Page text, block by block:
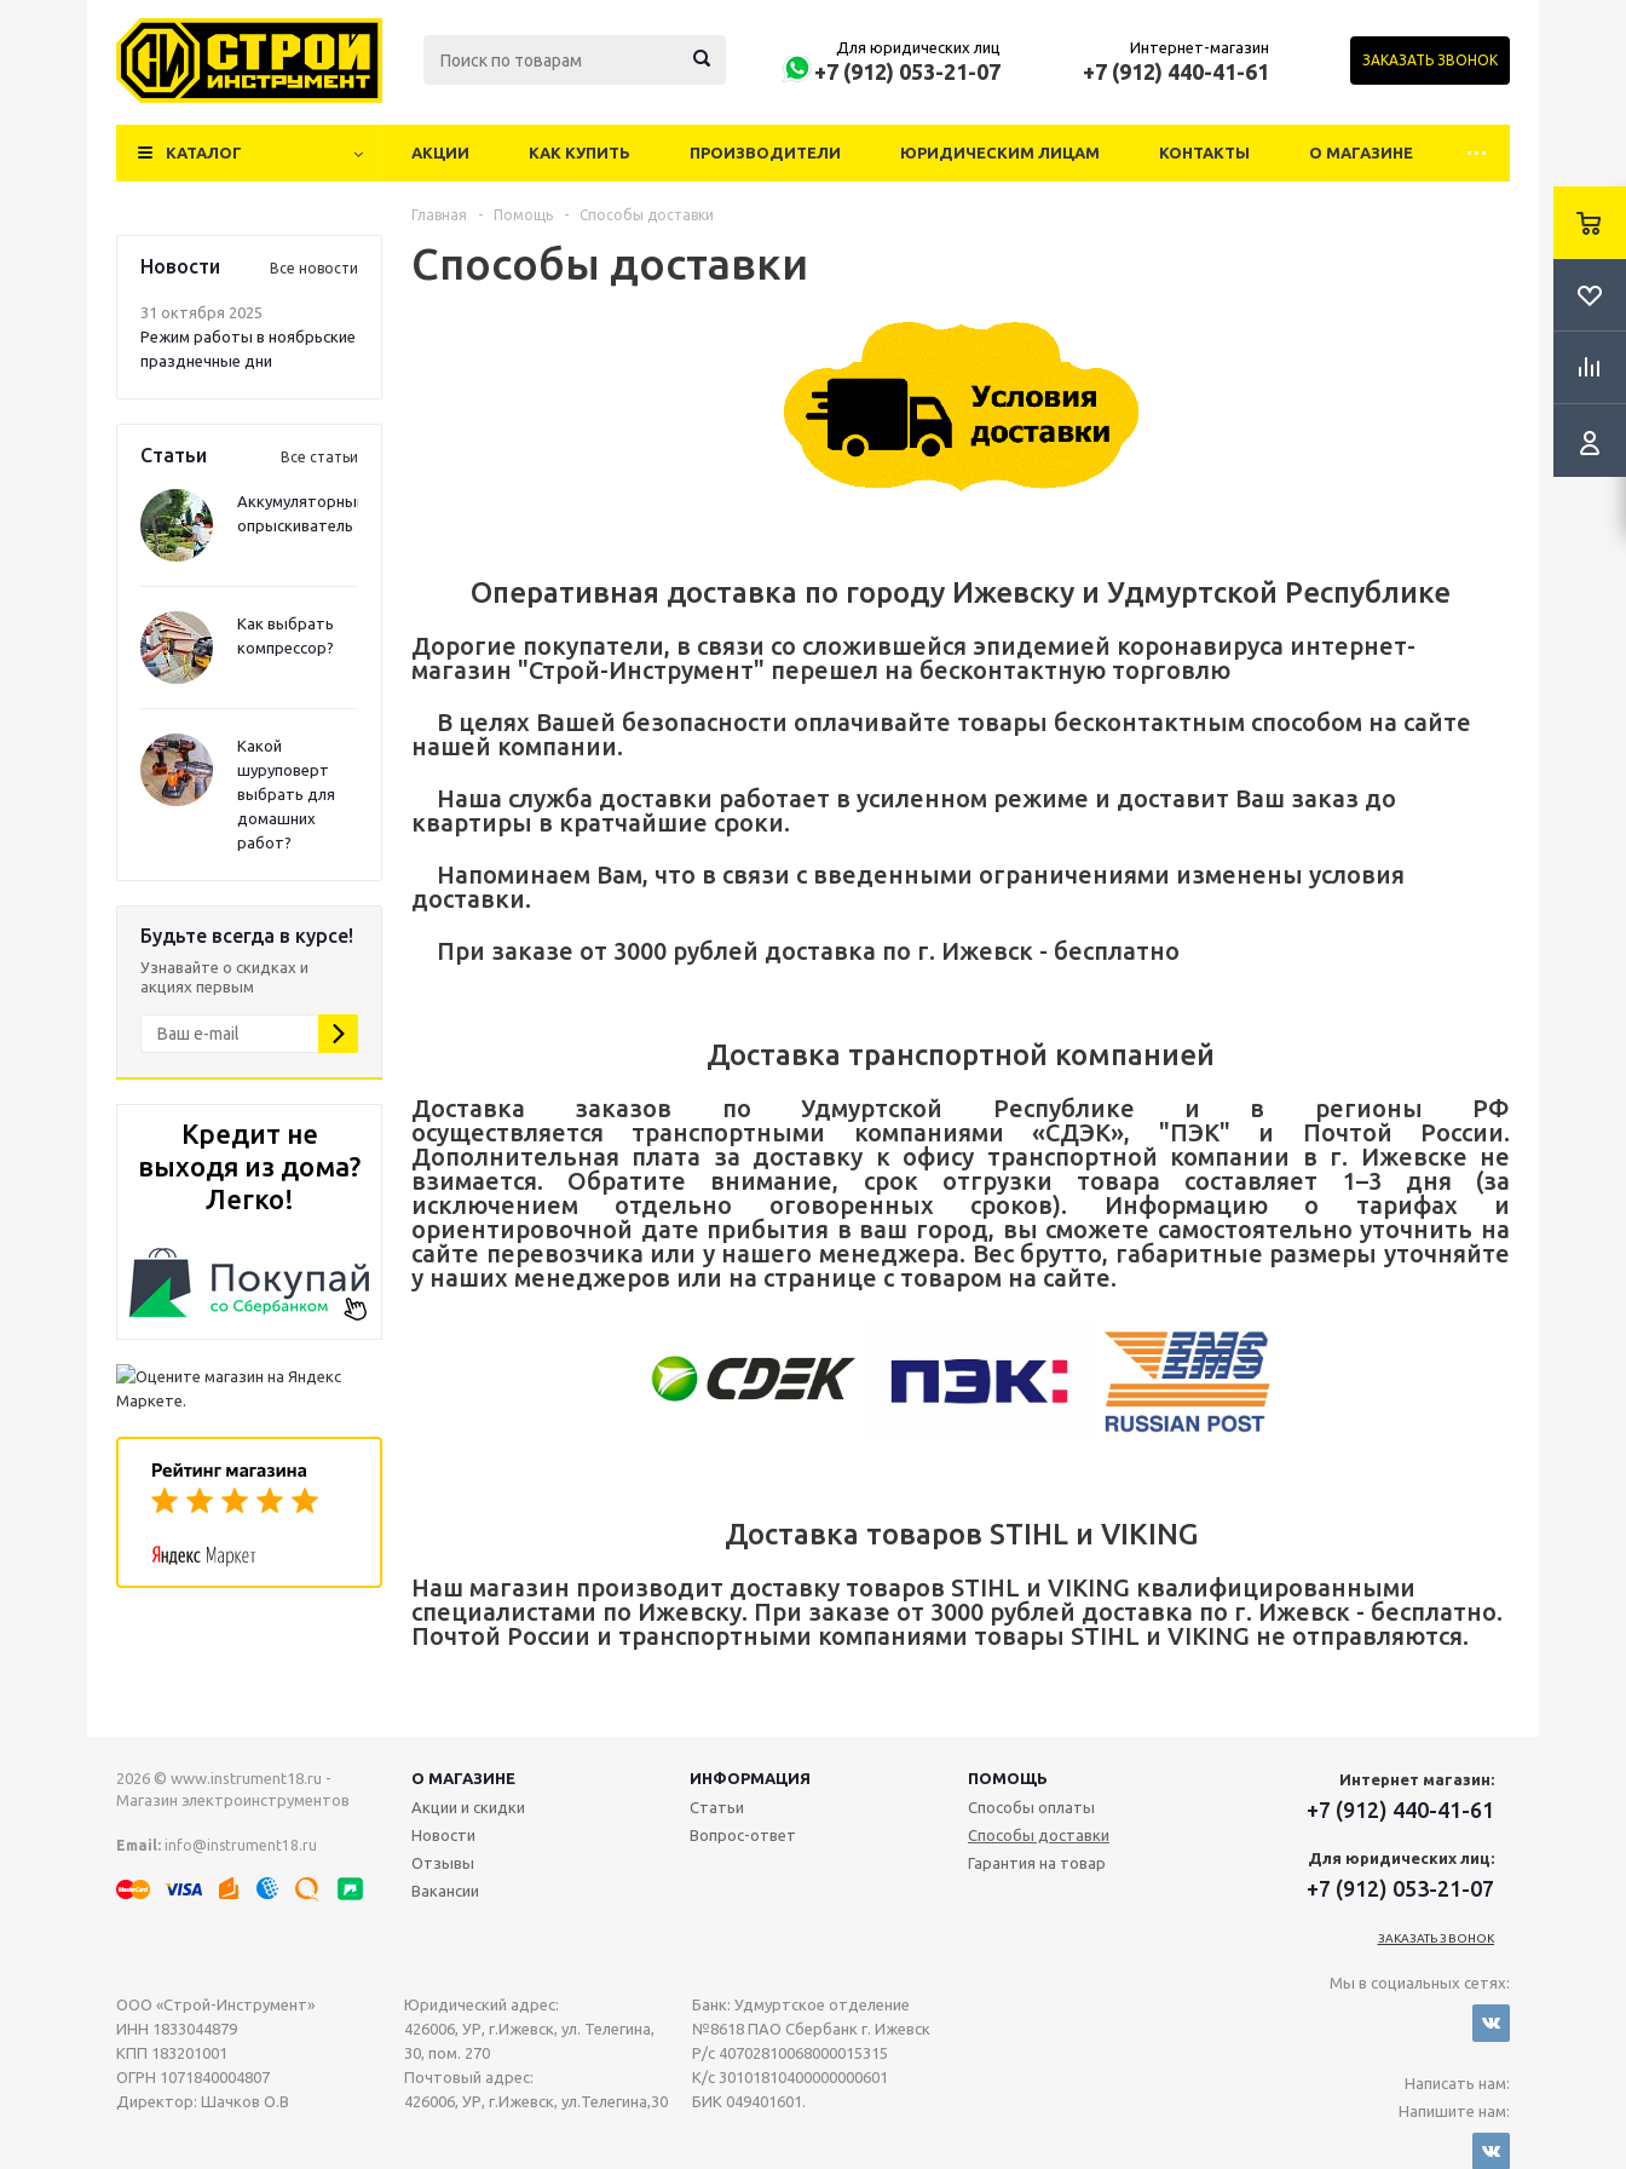
Для юридических лиц
+7 (912) 053-21-07
Интернет-магазин
+7 (912) 440-41-61 ЗАКАЗАТЬ ЗВОНОК
КАТАЛОГ АКЦИИ КАК КУПИТЬ ПРОИЗВОДИТЕЛИ ЮРИДИЧЕСКИМ ЛИЦАМ КОНТАКТЫ О МАГАЗИНЕ
Новости Все новости
31 октября 2025
Режим работы в ноябрьские
празднечные дни
Статьи Все статьи
Аккумуляторный
опрыскиватель
Как выбрать
компрессор?
Какой
шуруповерт
выбрать для
домашних
работ?
Будьте всегда в курсе!
Узнавайте о скидках и
акциях первым
Кредит не
выходя из дома?
Легко!
Главная - Помощь - Способы доставки
Способы доставки
Оперативная доставка по городу Ижевску и Удмуртской Республике
Дорогие покупатели, в связи со сложившейся эпидемией коронавируса интернет-
магазин "Строй-Инструмент" перешел на бесконтактную торговлю
В целях Вашей безопасности оплачивайте товары бесконтактным способом на сайте
нашей компании.
Наша служба доставки работает в усиленном режиме и доставит Ваш заказ до
квартиры в кратчайшие сроки.
Напоминаем Вам, что в связи с введенными ограничениями изменены условия
доставки.
При заказе от 3000 рублей доставка по г. Ижевск - бесплатно
Доставка транспортной компанией
Доставка заказов по Удмуртской Республике и в регионы РФ
осуществляется транспортными компаниями «СДЭК», "ПЭК" и Почтой России.
Дополнительная плата за доставку к офису транспортной компании в г. Ижевске не
взимается. Обратите внимание, срок отгрузки товара составляет 1–3 дня (за
исключением отдельно оговоренных сроков). Информацию о тарифах и
ориентировочной дате прибытия в ваш город, вы сможете самостоятельно уточнить на
сайте перевозчика или у нашего менеджера. Вес брутто, габаритные размеры уточняйте
у наших менеджеров или на странице с товаром на сайте.
Доставка товаров STIHL и VIKING
Наш магазин производит доставку товаров STIHL и VIKING квалифицированными
специалистами по Ижевску. При заказе от 3000 рублей доставка по г. Ижевск - бесплатно.
Почтой России и транспортными компаниями товары STIHL и VIKING не отправляются.
2026 © www.instrument18.ru -
Магазин электроинструментов
Email: info@instrument18.ru
ООО «Строй-Инструмент»
ИНН 1833044879
КПП 183201001
ОГРН 1071840004807
Директор: Шачков О.В
Юридический адрес:
426006, УР, г.Ижевск, ул. Телегина,
30, пом. 270
Почтовый адрес:
426006, УР, г.Ижевск, ул.Телегина,30
Банк: Удмуртское отделение
№8618 ПАО Сбербанк г. Ижевск
Р/с 40702810068000015315
К/с 30101810400000000601
БИК 049401601.
О МАГАЗИНЕ ИНФОРМАЦИЯ
ПОМОЩЬ
Акции и скидки
Новости
Отзывы
Вакансии
Статьи
Вопрос-ответ
Способы оплаты
Способы доставки
Гарантия на товар
Интернет магазин:
+7 (912) 440-41-61
Для юридических лиц:
+7 (912) 053-21-07
ЗАКАЗАТЬ ЗВОНОК
Мы в социальных сетях:
Написать нам:
Напишите нам: